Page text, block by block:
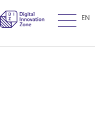
EN